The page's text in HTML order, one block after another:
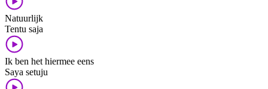
Natuurlijk
Tentu saja
Ik ben het hiermee eens
Saya setuju